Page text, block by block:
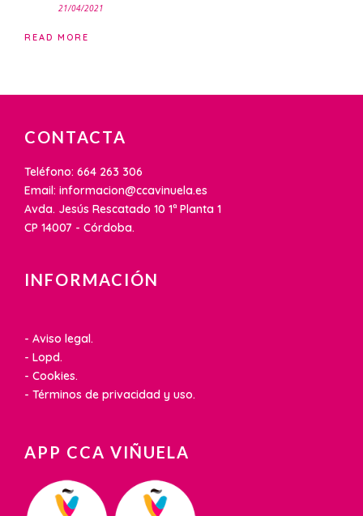
21/04/2021
READ MORE
CONTACTA
Teléfono: 664 263 306
Email: informacion@ccavinuela.es
Avda. Jesús Rescatado 10 1ª Planta 1
CP 14007 - Córdoba.
INFORMACIÓN
- Aviso legal.
- Lopd.
- Cookies.
- Términos de privacidad y uso.
APP CCA VIÑUELA